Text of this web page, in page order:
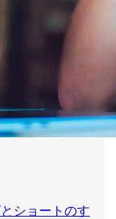
ショートのす